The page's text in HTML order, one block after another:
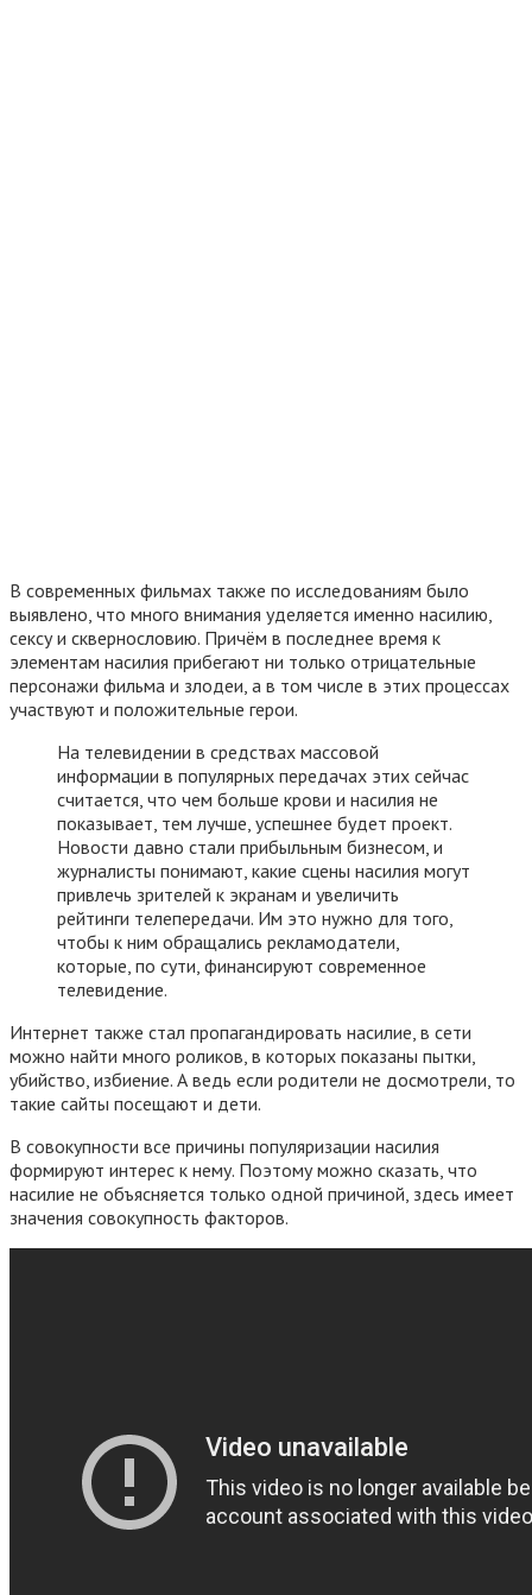
В современных фильмах также по исследованиям было
выявлено, что много внимания уделяется именно насилию,
сексу и сквернословию. Причём в последнее время к
элементам насилия прибегают ни только отрицательные
персонажи фильма и злодеи, а в том числе в этих процессах
участвуют и положительные герои.
На телевидении в средствах массовой
информации в популярных передачах этих сейчас
считается, что чем больше крови и насилия не
показывает, тем лучше, успешнее будет проект.
Новости давно стали прибыльным бизнесом, и
журналисты понимают, какие сцены насилия могут
привлечь зрителей к экранам и увеличить
рейтинги телепередачи. Им это нужно для того,
чтобы к ним обращались рекламодатели,
которые, по сути, финансируют современное
телевидение.
Интернет также стал пропагандировать насилие, в сети
можно найти много роликов, в которых показаны пытки,
убийство, избиение. А ведь если родители не досмотрели, то
такие сайты посещают и дети.
В совокупности все причины популяризации насилия
формируют интерес к нему. Поэтому можно сказать, что
насилие не объясняется только одной причиной, здесь имеет
значения совокупность факторов.